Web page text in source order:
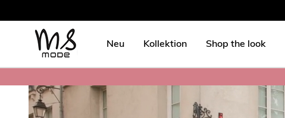
Neu Kollektion Shop the look